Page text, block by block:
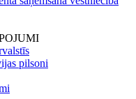
pilsoni